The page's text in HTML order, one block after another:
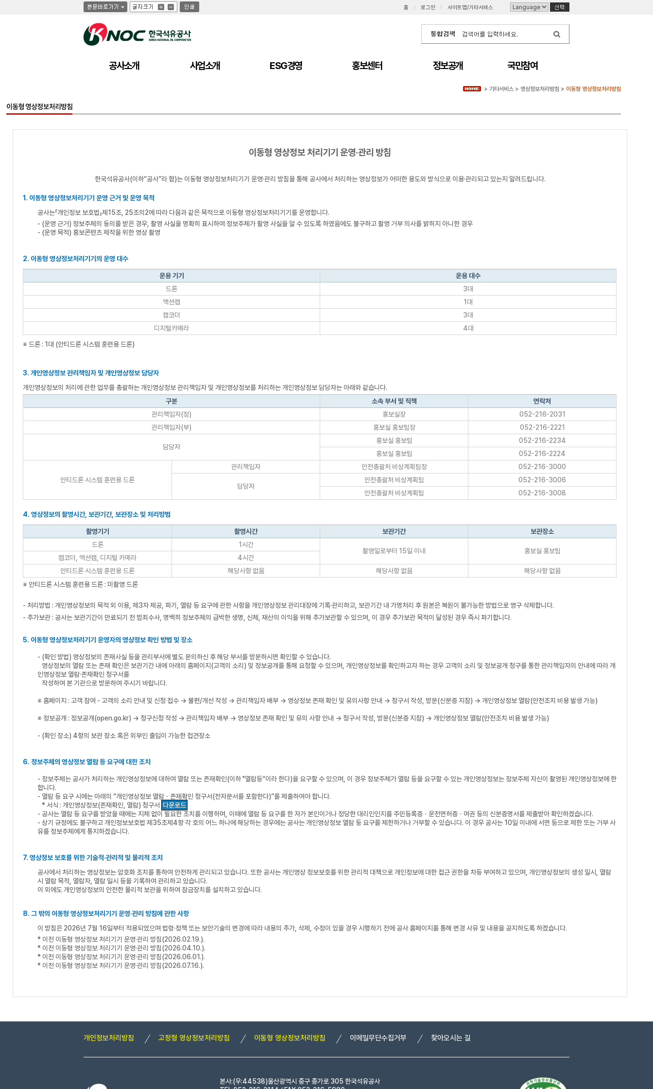
글
자
기
글
자
기
크
글
자
기
작
인
쇄
홈 I 로그인 I 사이트맵/기타서비스
공사소개 사업소개 ESG경영 홍보센터 정보공개 국민참여
>기타서비스 > 영상정보처리방침 > 이동형 영상정보처리방침
이동형 영상정보 처리기기 운영·관리 방침
한국석유공사(이하“공사”라 함)는 이동형 영상정보처리기기 운영·관리 방침을 통해 공사에서 처리하는 영상정보가 어떠한 용도와 방식으로 이용·관리되고 있는지 알려드립니다.
1. 이동형 영상정보처리기기 운영 근거 및 운영 목적
공사는「개인정보 보호법」제15조, 25조의2에 따라 다음과 같은 목적으로 이동형 영상정보처리기기를 운영합니다.
- (운영 근거) 정보주체의 동의를 받은 경우, 촬영 사실을 명확히 표시하여 정보주체가 촬영 사실을 알 수 있도록 하였음에도 불구하고 촬영 거부 의사를 밝히지 아니한 경우
- (운영 목적) 홍보콘텐츠 제작을 위한 영상 촬영
2. 이동형 영상정보처리기기의 운영 대수
운용 기기
운용 대수
드론
3대
액션캠
1대
캠코더
3대
디지털카메라
4대
※ 드론 : 1대 (안티드론 시스템 훈련용 드론)
3. 개인영상정보 관리책임자 및 개인영상정보 담당자
개인영상정보의 처리에 관한 업무를 총괄하는 개인영상정보 관리책임자 및 개인영상정보를 처리하는 개인영상정보 담당자는 아래와 같습니다.
구분
소속 부서 및 직책
연락처
관리책임자(정)
홍보실장
052-216-2031
관리책임자(부)
홍보실 홍보팀장 052-216-2221
담당자
홍보실 홍보팀
052-216-2234
홍보실 홍보팀
052-216-2224
안티드론 시스템 훈련용 드론
관리책임자 안전총괄처 비상계획팀장 052-216-3000
담당자
안전총괄처 비상계획팀
052-216-3006
안전총괄처 비상계획팀
052-216-3008
4. 영상정보의 촬영시간, 보관기간, 보관장소 및 처리방법
촬영기기 촬영시간 보관기간
보관장소
드론
1시간
촬영일로부터 15일 이내
홍보실 홍보팀
캠코더, 액션캠, 디지털 카메라
4시간
안티드론 시스템 훈련용 드론
해당사항 없음 해당사항 없음
해당사항 없음
※ 안티드론 시스템 훈련용 드론 : 미촬영 드론
- 처리방법 : 개인영상정보의 목적 외 이용, 제3자 제공, 파기, 열람 등 요구에 관한 사항을 개인영상정보 관리대장에 기록·관리하고, 보관기간 내 가명처리 후 원본은 복원이 불가능한 방법으로 영구 삭제합니다.
- 추가보관 : 공사는 보관기간이 만료되기 전 범죄수사, 명백히 정보주체의 급박한 생명, 신체, 재산의 이익을 위해 추가보관할 수 있으며, 이 경우 추가보관 목적이 달성된 경우 즉시 파기합니다.
5. 이동형 영상정보처리기기 운영자의 영상정보 확인 방법 및 장소
- (확인 방법) 영상정보의 존재사실 등을 관리부서에 별도 문의하신 후 해당 부서를 방문하시면 확인할 수 있습니다.
영상정보의 열람 또는 존재 확인은 보관기간 내에 아래의 홈페이지(고객의 소리) 및 정보공개를 통해 요청할 수 있으며, 개인영상정보를 확인하고자 하는 경우 고객의 소리 및 정보공개 청구를 통한 관리책임자의 안내에 따라 개
인영상정보 열람·존재확인 청구서를
작성하여 본 기관으로 방문하여 주시기 바랍니다.
※ 홈페이지 : 고객 참여 - 고객의 소리 안내 및 신청 접수 → 불편/개선 작성 → 관리책임자 배부 → 영상정보 존재 확인 및 유의사항 안내 → 청구서 작성, 방문(신분증 지참) → 개인영상정보 열람(안전조치 비용 발생 가능)
※ 정보공개 : 정보공개(open.go.kr) → 청구신청 작성 → 관리책임자 배부 → 영상정보 존재 확인 및 유의 사항 안내 → 청구서 작성, 방문(신분증 지참) → 개인영상정보 열람(안전조치 비용 발생 가능)
- (확인 장소) 4항의 보관 장소 혹은 외부인 출입이 가능한 접견장소
6. 정보주체의 영상정보 열람 등 요구에 대한 조치
- 정보주체는 공사가 처리하는 개인영상정보에 대하여 열람 또는 존재확인(이하 "열람등“이라 한다)을 요구할 수 있으며, 이 경우 정보주체가 열람 등을 요구할 수 있는 개인영상정보는 정보주체 자신이 촬영된 개인영상정보에 한
합니다.
- 열람 등 요구 시에는 아래의 “개인영상정보 열람ㆍ존재확인 청구서(전자문서를 포함한다)”를 제출하여야 합니다.
* 서식 : 개인영상정보(존재확인, 열람) 청구서 다운로드
- 공사는 열람 등 요구를 받았을 때에는 지체 없이 필요한 조치를 이행하며, 이때에 열람 등 요구를 한 자가 본인이거나 정당한 대리인인지를 주민등록증ㆍ운전면허증ㆍ여권 등의 신분증명서를 제출받아 확인하겠습니다.
- 상기 규정에도 불구하고 개인정보보호법 제35조제4항 각 호의 어느 하나에 해당하는 경우에는 공사는 개인영상정보 열람 등 요구를 제한하거나 거부할 수 있습니다. 이 경우 공사는 10일 이내에 서면 등으로 제한 또는 거부 사
유를 정보주체에게 통지하겠습니다.
7. 영상정보 보호를 위한 기술적·관리적 및 물리적 조치
공사에서 처리하는 영상정보는 암호화 조치를 통하여 안전하게 관리되고 있습니다. 또한 공사는 개인영상 정보보호를 위한 관리적 대책으로 개인정보에 대한 접근 권한을 차등 부여하고 있으며, 개인영상정보의 생성 일시, 열람
시 열람 목적, 열람자, 열람 일시 등을 기록하여 관리하고 있습니다.
이 외에도 개인영상정보의 안전한 물리적 보관을 위하여 잠금장치를 설치하고 있습니다.
8. 그 밖의 이동형 영상정보처리기기 운영·관리 방침에 관한 사항
이 방침은 2026년 7월 16일부터 적용되었으며 법령·정책 또는 보안기술의 변경에 따라 내용의 추가, 삭제, 수정이 있을 경우 시행하기 전에 공사 홈페이지를 통해 변경 사유 및 내용을 공지하도록 하겠습니다.
* 이전 이동형 영상정보 처리기기 운영·관리 방침(2026.02.19.).
* 이전 이동형 영상정보 처리기기 운영·관리 방침(2026.04.10.).
* 이전 이동형 영상정보 처리기기 운영·관리 방침(2026.06.01.).
* 이전 이동형 영상정보 처리기기 운영·관리 방침(2026.07.16.).
개인정보처리방침 고정형 영상정보처리방침 이동형 영상정보처리방침 이메일무단수집거부 찾아오시는 길
본사:(우:44538)울산광역시 중구 종가로 305 한국석유공사